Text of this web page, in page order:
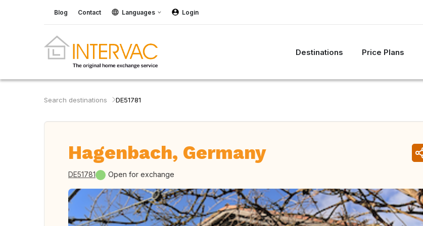
Blog Contact Languages Login
Destinations Price Plans
Search destinations DE51781
Hagenbach, Germany
DE51781 Open for exchange